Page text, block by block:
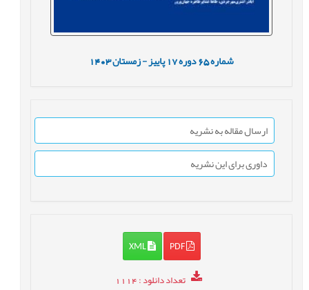
شماره65 دوره17 پاییز - زمستان1403
ارسال مقاله به نشریه
داوری برای این نشریه
PDF
XML
تعداد دانلود: 1114